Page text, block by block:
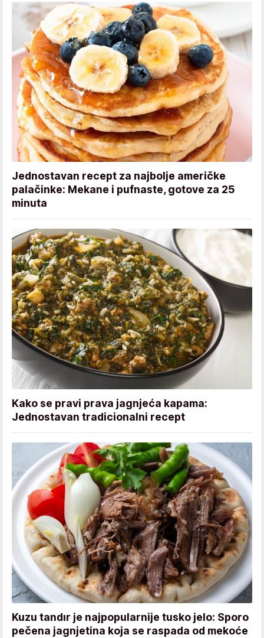
Jednostavan recept za najbolje američke
palačinke: Mekane i pufnaste, gotove za 25
minuta
Kako se pravi prava jagnjeća kapama:
Jednostavan tradicionalni recept
Kuzu tandır je najpopularnije tusko jelo: Sporo
pečena jagnjetina koja se raspada od mekoće